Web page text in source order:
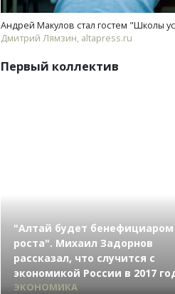
Андрей Макулов стал гостем "Школы
Дмитрий Лямзин, altapress.ru
Первый коллектив
"Алтай будет бенефициаром
роста". Михаил Задорнов
рассказал, что случится с
экономикой России в 2017
ЭКОНОМИКА